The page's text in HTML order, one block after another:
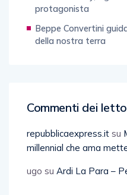
protagonista
Beppe Convertini
della nostra terra
Commenti dei
repubblicaexpress.it su
millennial che ama
ugo su Ardi La Para –